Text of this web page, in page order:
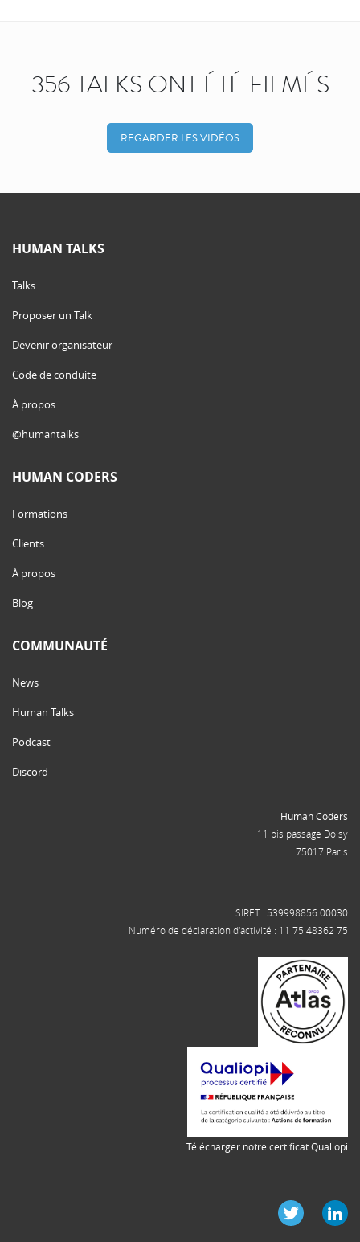
356 TALKS ONT ÉTÉ FILMÉS
REGARDER LES VIDÉOS
HUMAN TALKS
Talks
Proposer un Talk
Devenir organisateur
Code de conduite
À propos
@humantalks
HUMAN CODERS
Formations
Clients
À propos
Blog
COMMUNAUTÉ
News
Human Talks
Podcast
Discord
Human Coders
11 bis passage Doisy
75017 Paris
SIRET : 539998856 00030
Numéro de déclaration d'activité : 11 75 48362 75
Télécharger notre certificat Qualiopi